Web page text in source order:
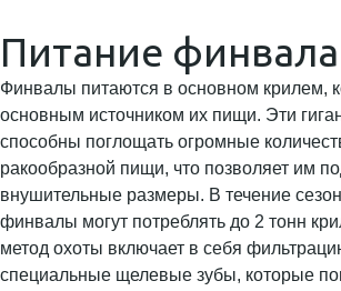
Питание финвала
Финвалы питаются в основном крилем,
основным источником их пищи. Эти
способны поглощать огромные
ракообразной пищи, что позволяет им
внушительные размеры. В течение
финвалы могут потреблять до 2 тонн
метод охоты включает в себя
специальные щелевые зубы, которые